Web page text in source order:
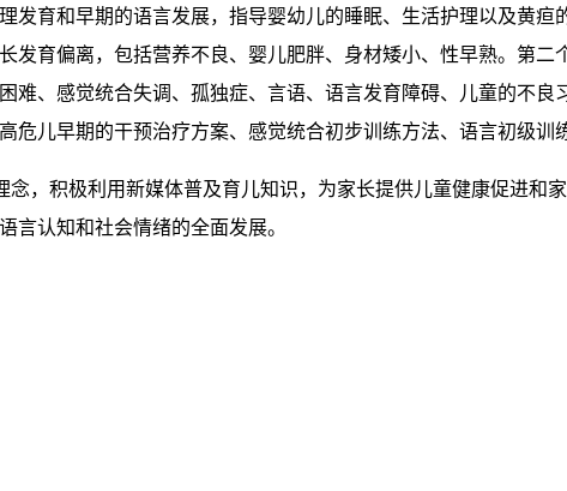
育和早期的语言发展，指导婴幼儿的睡眠、生活护理以及黄疸
育偏离，包括营养不良、婴儿肥胖、身材矮小、性早熟。第二
、感觉统合失调、孤独症、言语、语言发育障碍、儿童的不良
儿早期的干预治疗方案、感觉统合初步训练方法、语言初级训
，积极利用新媒体普及育儿知识，为家长提供儿童健康促进和
认知和社会情绪的全面发展。